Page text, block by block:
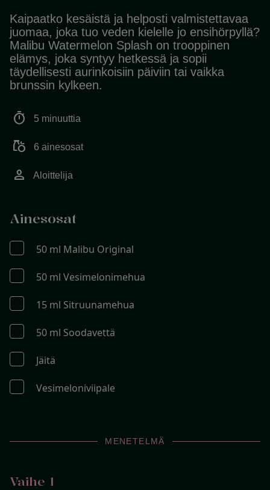
Kaipaatko kesäistä ja helposti valmistettavaa
juomaa, joka tuo veden kielelle jo ensihörpyllä?
Malibu Watermelon Splash on trooppinen
elämys, joka syntyy hetkessä ja sopii
täydellisesti aurinkoisiin päiviin tai vaikka
brunssin kylkeen.
timer 5 minuuttia
grocery 6 ainesosat
person Aloittelija
Ainesosat
50 ml Malibu Original
50 ml Vesimelonimehua
15 ml Sitruunamehua
50 ml Soodavettä
Jäitä
Vesimeloniviipale
MENETELMÄ
Vaihe 1